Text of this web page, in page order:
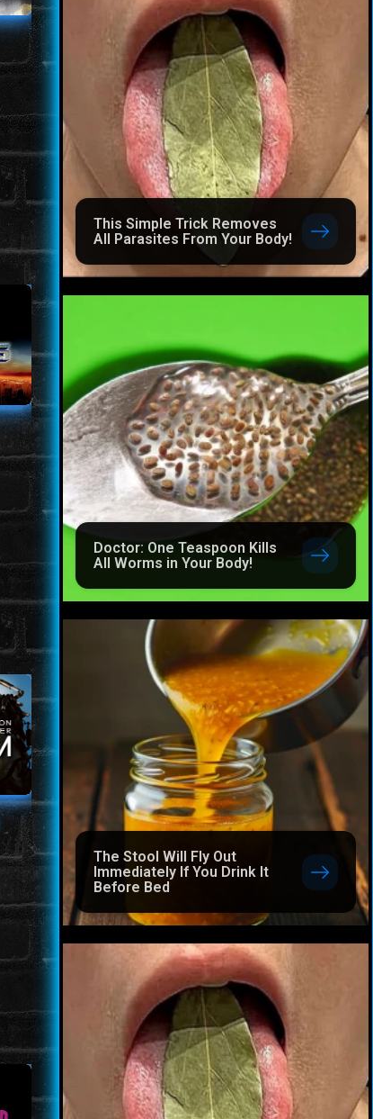
This Simple Trick Removes
All Parasites From Your Body!
Doctor: One Teaspoon Kills
All Worms in Your Body!
The Stool Will Fly Out
Immediately If You Drink It
Before Bed